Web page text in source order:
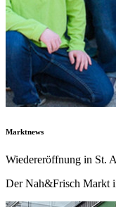
Marktnews
Wiedereröffnung in St.
Der Nah&Frisch Markt